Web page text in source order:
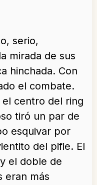
serio,
mirada de sus
hinchada. Con
el combate.
el centro del ring
tiró un par de
esquivar por
del pifie. El
el doble de
eran más